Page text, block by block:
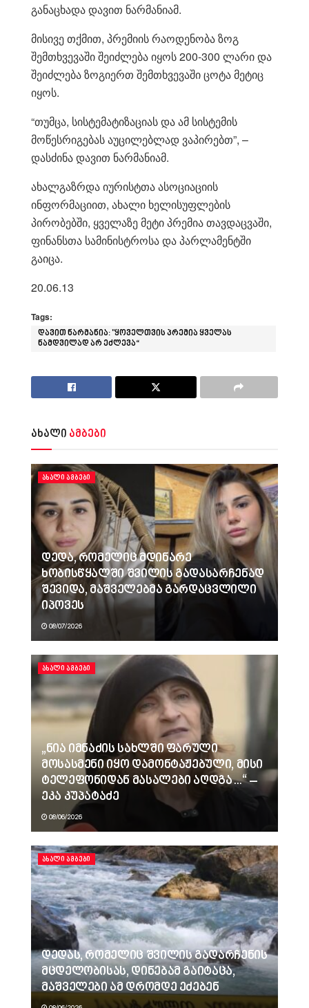
განაცხადა დავით ნარმანიამ.
მისივე თქმით, პრემიის რაოდენობა ზოგ
შემთხვევაში შეიძლება იყოს 200-300 ლარი და
შეიძლება ზოგიერთ შემთხვევაში ცოტა მეტიც
იყოს.
“თუმცა, სისტემატიზაციას და ამ სისტემის
მოწესრიგებას აუცილებლად ვაპირებთ”, –
დასძინა დავით ნარმანიამ.
ახალგაზრდა იურისტთა ასოციაციის
ინფორმაციით, ახალი ხელისუფლების
პირობებში, ყველაზე მეტი პრემია თავდაცვაში,
ფინანსთა სამინისტროსა და პარლამენტში
გაიცა.
20.06.13
Tags:
დავით ნარმანია: "ყოველთვის პრემია ყველას
ნამდვილად არ ეძლევა“
ახალი ამბები
ᲐᲮᲐᲚᲘ ᲐᲛᲑᲔᲑᲘ
დედა, რომელიც მდინარე
ხობისწყალში შვილის გადასარჩენად
შევიდა, მაშველებმა გარდაცვლილი
იპოვეს
08/07/2026
ᲐᲮᲐᲚᲘ ᲐᲛᲑᲔᲑᲘ
„ნია იმნაძის სახლში ფარული
მოსასმენი იყო დამონტაჟებული, მისი
ტელეფონიდან მასალები აღდგა…“ –
ეკა კუპატაძე
08/06/2026
ᲐᲮᲐᲚᲘ ᲐᲛᲑᲔᲑᲘ
დედას, რომელიც შვილის გადარჩენის
მცდელობისას, დინებამ გაიტაცა,
მაშველები ამ დრომდე ეძებენ